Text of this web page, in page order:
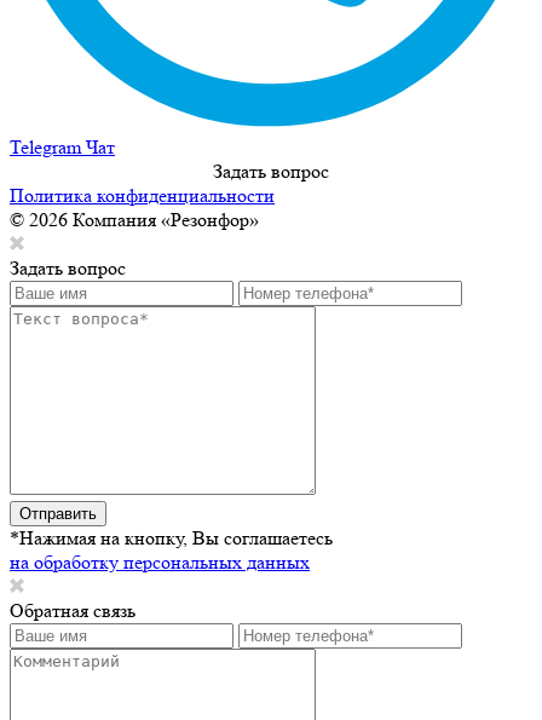
Telegram Чат
Задать вопрос
Политика конфиденциальности
© 2026 Компания «Резонфор»
Задать вопрос
Отправить
*Нажимая на кнопку, Вы соглашаетесь
на обработку персональных данных
Обратная связь